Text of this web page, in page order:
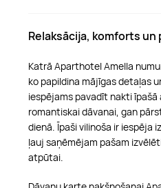
Relaksācija, komforts
Katrā Aparthotel Amella
ko papildina mājīgas detaļas
iespējams pavadīt nakti
romantiskai dāvanai, gan
dienā. Īpaši vilinoša ir iespēja
ļauj saņēmējam pašam
atpūtai.